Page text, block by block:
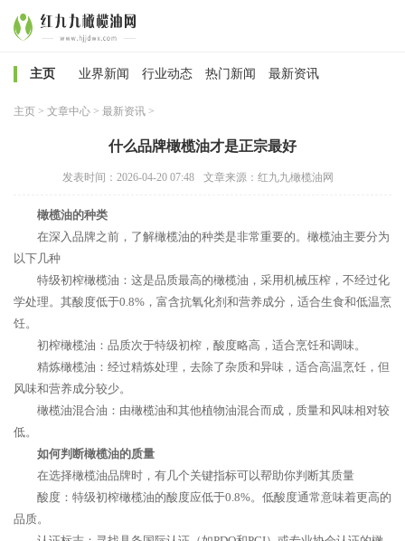
主页 业界新闻 行业动态 热门新闻 最新资讯
主页 > 文章中心 > 最新资讯 >
什么品牌橄榄油才是正宗最好
发表时间：2026-04-20 07:48 文章来源：红九九橄榄油网
橄榄油的种类
在深入品牌之前，了解橄榄油的种类是非常重要的。橄榄油主要分为
以下几种
特级初榨橄榄油：这是品质最高的橄榄油，采用机械压榨，不经过化
学处理。其酸度低于0.8%，富含抗氧化剂和营养成分，适合生食和低温烹
饪。
初榨橄榄油：品质次于特级初榨，酸度略高，适合烹饪和调味。
精炼橄榄油：经过精炼处理，去除了杂质和异味，适合高温烹饪，但
风味和营养成分较少。
橄榄油混合油：由橄榄油和其他植物油混合而成，质量和风味相对较
低。
如何判断橄榄油的质量
在选择橄榄油品牌时，有几个关键指标可以帮助你判断其质量
酸度：特级初榨橄榄油的酸度应低于0.8%。低酸度通常意味着更高的
品质。